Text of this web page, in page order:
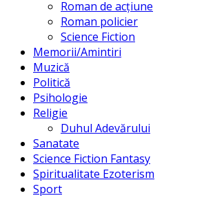
Roman de acțiune
Roman policier
Science Fiction
Memorii/Amintiri
Muzică
Politică
Psihologie
Religie
Duhul Adevărului
Sanatate
Science Fiction Fantasy
Spiritualitate Ezoterism
Sport